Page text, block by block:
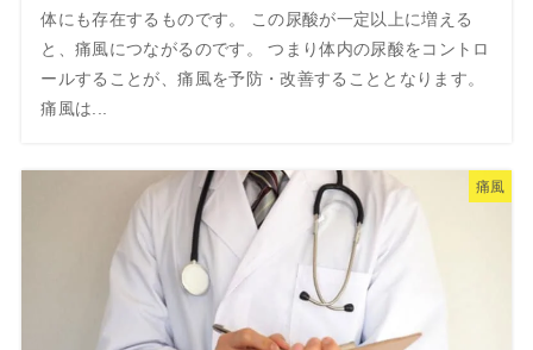
体にも存在するものです。 この尿酸が一定以上に増える
と、痛風につながるのです。 つまり体内の尿酸をコントロ
ールすることが、痛風を予防・改善することとなります。
痛風は...
痛風